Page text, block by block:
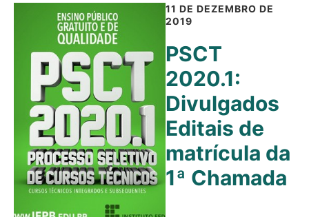
11 DE DEZEMBRO DE
2019
PSCT
2020.1:
Divulgados
Editais de
matrícula da
1ª Chamada